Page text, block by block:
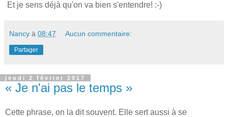
Et je sens déjà qu'on va bien s'entendre! :-)
Nancy à 08:47 Aucun commentaire:
Partager
jeudi 2 février 2017
« Je n'ai pas le temps »
Cette phrase, on la dit souvent. Elle sert aussi à se